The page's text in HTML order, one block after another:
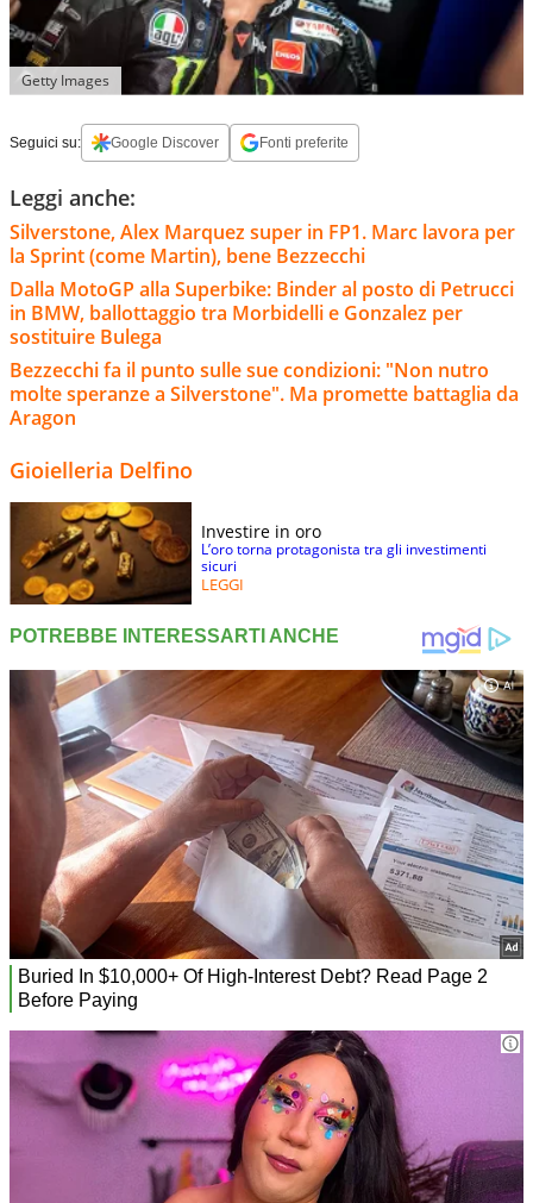
Getty Images
Seguici su: Google Discover Fonti preferite
Leggi anche:
Silverstone, Alex Marquez super in FP1. Marc lavora per
la Sprint (come Martin), bene Bezzecchi
Dalla MotoGP alla Superbike: Binder al posto di Petrucci
in BMW, ballottaggio tra Morbidelli e Gonzalez per
sostituire Bulega
Bezzecchi fa il punto sulle sue condizioni: "Non nutro
molte speranze a Silverstone". Ma promette battaglia da
Aragon
Gioielleria Delfino
Investire in oro
L’oro torna protagonista tra gli investimenti
sicuri
LEGGI